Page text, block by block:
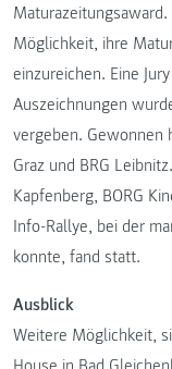
Möglichkeit, ihre
einzureichen. Eine
Auszeichnungen
vergeben. Gewonnen
Graz und BRG
Kapfenberg, BORG
Info-Rallye, bei der
konnte, fand statt.
Ausblick
Weitere Möglichkeit,